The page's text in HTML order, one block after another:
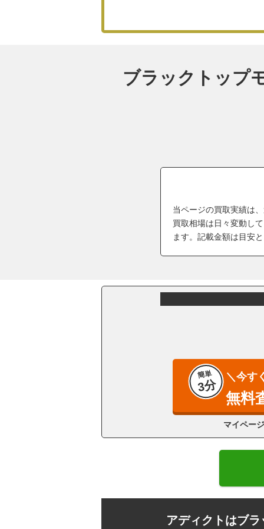
ブラックトップ
当ページの買取実績は
買取相場は日々変動し
ます。記載金額は目安
簡単
3分
＼今す
無料
マイペー
アディクトはブ